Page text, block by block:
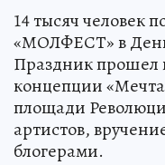
14 тысяч человек
«МОЛФЕСТ» в
Праздник прошел
концепции
площади
артистов,
блогерами.